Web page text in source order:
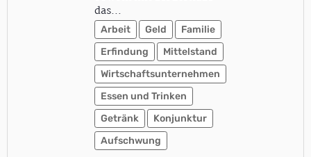
das…
Arbeit Geld
Familie
Erfindung
Mittelstand
Wirtschaftsunternehmen
Essen und Trinken
Getränk
Konjunktur
Aufschwung